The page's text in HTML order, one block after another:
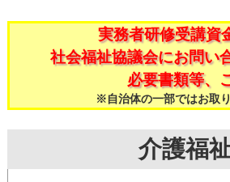
実務者研修受講資
社会福祉協議会にお問い
必要書類等、
※自治体の一部ではお取
介護福